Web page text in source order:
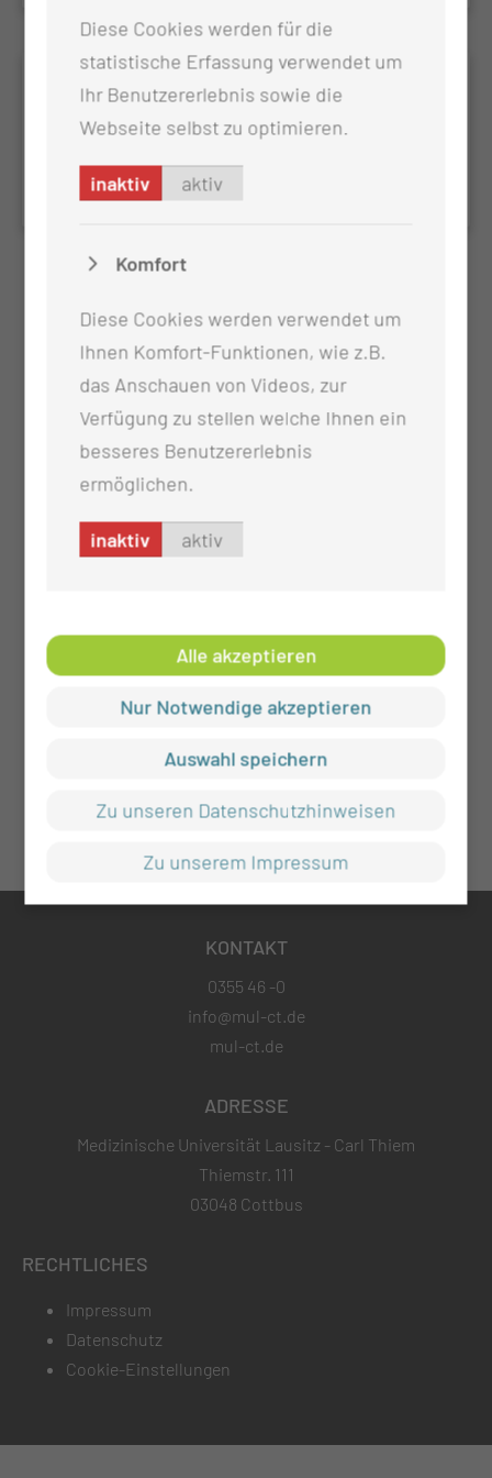
CCC-19
Retrospektive Analyse der klinischen Merkmale der
Patienten mit Covid-19-Pneumonie
KONTAKT
0355 46 -0
info@mul-ct.de
mul-ct.de
ADRESSE
Medizinische Universität Lausitz - Carl Thiem
Thiemstr. 111
03048 Cottbus
RECHTLICHES
Impressum
Datenschutz
Cookie-Einstellungen
Diese Cookies werden für die
statistische Erfassung verwendet um
Ihr Benutzererlebnis sowie die
Webseite selbst zu optimieren.
inaktiv aktiv
Komfort
Diese Cookies werden verwendet um
Ihnen Komfort-Funktionen, wie z.B.
das Anschauen von Videos, zur
Verfügung zu stellen welche Ihnen ein
besseres Benutzererlebnis
ermöglichen.
inaktiv aktiv
Alle akzeptieren
Nur Notwendige akzeptieren
Auswahl speichern
Zu unseren Datenschutzhinweisen
Zu unserem Impressum